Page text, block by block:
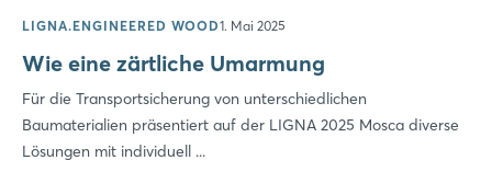
LIGNA.ENGINEERED WOOD1. Mai 2025
Wie eine zärtliche Umarmung
Für die Transportsicherung von unterschiedlichen
Baumaterialien präsentiert auf der LIGNA 2025 Mosca diverse
Lösungen mit individuell ...